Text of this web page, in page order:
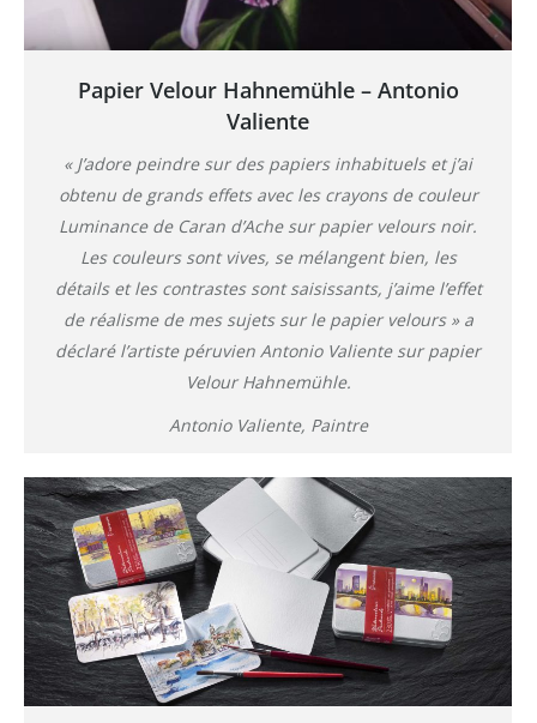
Papier Velour Hahnemühle – Antonio
Valiente
« J’adore peindre sur des papiers inhabituels et j’ai
obtenu de grands effets avec les crayons de couleur
Luminance de Caran d’Ache sur papier velours noir.
Les couleurs sont vives, se mélangent bien, les
détails et les contrastes sont saisissants, j’aime l’effet
de réalisme de mes sujets sur le papier velours » a
déclaré l’artiste péruvien Antonio Valiente sur papier
Velour Hahnemühle.
Antonio Valiente, Paintre